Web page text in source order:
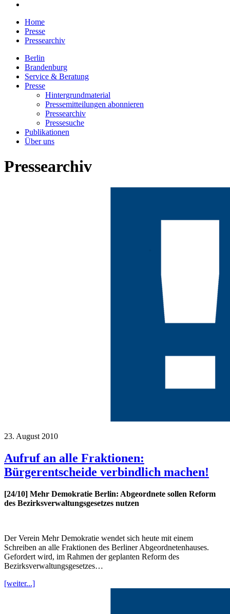
Home
Presse
Pressearchiv
Berlin
Brandenburg
Service & Beratung
Presse
Hintergrundmaterial
Pressemitteilungen abonnieren
Pressearchiv
Pressesuche
Publikationen
Über uns
Pressearchiv
23. August 2010
Aufruf an alle Fraktionen:
Bürgerentscheide verbindlich machen!
[24/10] Mehr Demokratie Berlin: Abgeordnete sollen Reform
des Bezirksverwaltungsgesetzes nutzen
Der Verein Mehr Demokratie wendet sich heute mit einem
Schreiben an alle Fraktionen des Berliner Abgeordnetenhauses.
Gefordert wird, im Rahmen der geplanten Reform des
Bezirksverwaltungsgesetzes…
[weiter...]